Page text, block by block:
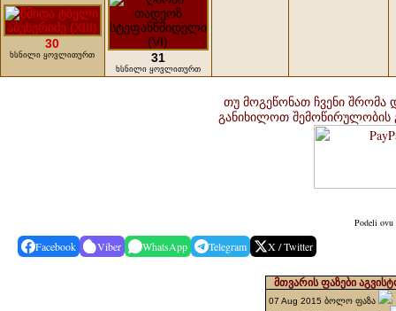
30
ხსნილი ყოვლითურთ 31
ხსნილი ყოვლითურთ
თუ მოგეწონათ ჩვენი შრომა
განიხილოთ შემოწირულობის
Podeli ovu
Facebook Viber WhatsApp Telegram X / Twitter
მთვარის ფაზები
07 Aug 2015 ბოლო ფაზა